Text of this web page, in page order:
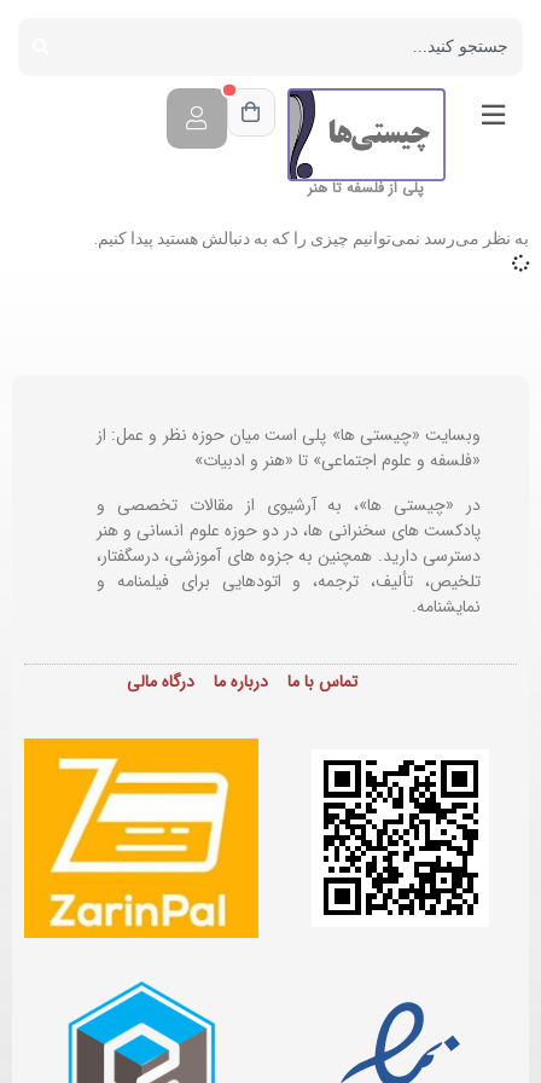
پلی از فلسفه تا هنر
به نظر می‌رسد نمی‌توانیم چیزی را که به دنبالش هستید پیدا کنیم.
وبسایت «چیستی ها» پلی است میان حوزه نظر و عمل: از
«فلسفه و علوم اجتماعی» تا «هنر و ادبیات»
در «چیستی ها»، به آرشیوی از مقالات تخصصی و
پادکست های سخنرانی ها، در دو حوزه علوم انسانی و هنر
دسترسی دارید. همچنین به جزوه های آموزشی، درسگفتار،
تلخیص، تألیف، ترجمه، و اتودهایی برایفیلمنامه و
نمایشنامه.
تماس با ما درباره ما درگاه مالی